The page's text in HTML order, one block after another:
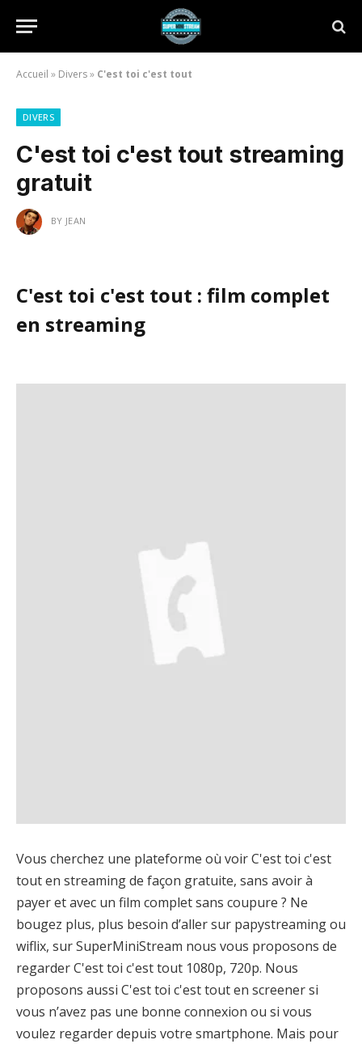
Accueil » Divers» C'est toi c'est tout
DIVERS
C'est toi c'est tout streaming
gratuit
BY JEAN
C'est toi c'est tout : film complet
en streaming
Vous cherchez une plateforme où voir C'est toi c'est
tout en streaming de façon gratuite, sans avoir à
payer et avec un film complet sans coupure ? Ne
bougez plus, plus besoin d’aller sur papystreaming ou
wiflix, sur SuperMiniStream nous vous proposons de
regarder C'est toi c'est tout 1080p, 720p. Nous
proposons aussi C'est toi c'est tout en screener si
vous n’avez pas une bonne connexion ou si vous
voulez regarder depuis votre smartphone. Mais pour